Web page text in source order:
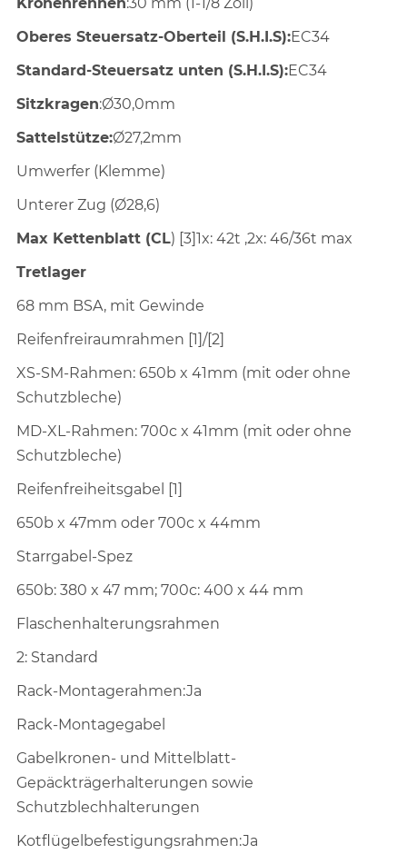
Oberes Steuersatz-Oberteil (S.H.I.S):EC34
Standard-Steuersatz unten (S.H.I.S):EC34
Sitzkragen:Ø30,0mm
Sattelstütze:Ø27,2mm
Umwerfer (Klemme)
Unterer Zug (Ø28,6)
Max Kettenblatt (CL) [3]1x: 42t ,2x: 46/36t max
Tretlager
68 mm BSA, mit Gewinde
Reifenfreiraumrahmen [1]/[2]
XS-SM-Rahmen: 650b x 41mm (mit oder ohne
Schutzbleche)
MD-XL-Rahmen: 700c x 41mm (mit oder ohne
Schutzbleche)
Reifenfreiheitsgabel [1]
650b x 47mm oder 700c x 44mm
Starrgabel-Spez
650b: 380 x 47 mm; 700c: 400 x 44 mm
Flaschenhalterungsrahmen
2: Standard
Rack-Montagerahmen:Ja
Rack-Montagegabel
Gabelkronen- und Mittelblatt-
Gepäckträgerhalterungen sowie
Schutzblechhalterungen
Kotflügelbefestigungsrahmen:Ja